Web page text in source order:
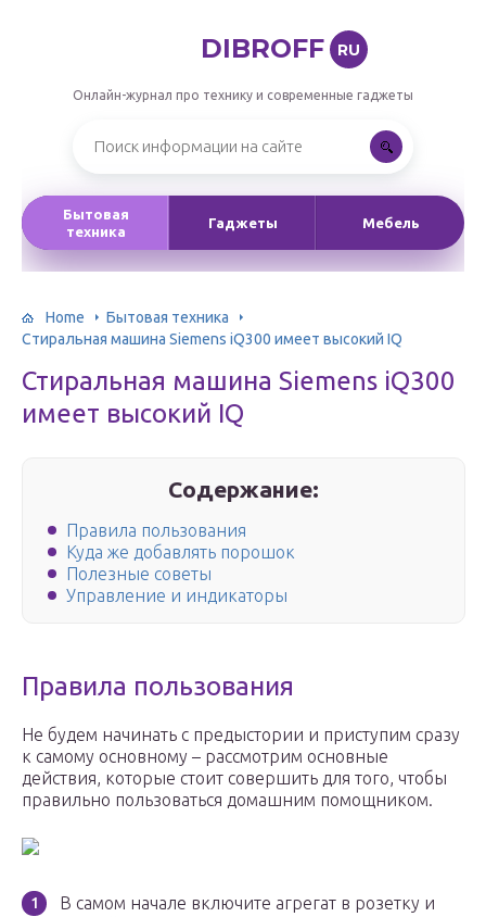
DIBROFF RU
Онлайн-журнал про технику и современные гаджеты
Бытовая
техника
Гаджеты Мебель
Home
Бытовая техника
Стиральная машина Siemens iQ300 имеет высокий IQ
Стиральная машина Siemens iQ300
имеет высокий IQ
Содержание:
Правила пользования
Куда же добавлять порошок
Полезные советы
Управление и индикаторы
Правила пользования
Не будем начинать с предыстории и приступим сразу
к самому основному – рассмотрим основные
действия, которые стоит совершить для того, чтобы
правильно пользоваться домашним помощником.
В самом начале включите агрегат в розетку и